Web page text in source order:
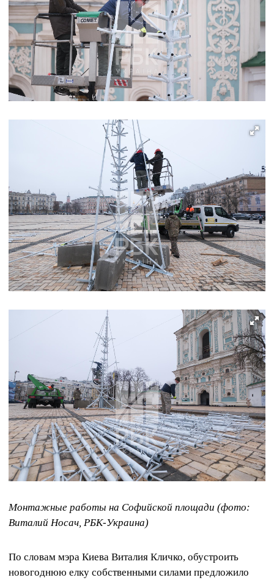
Монтажные работы на Софийской площади (фото:
Виталий Носач, РБК-Украина)
По словам мэра Киева Виталия Кличко, обустроить
новогоднюю елку собственными силами предложило